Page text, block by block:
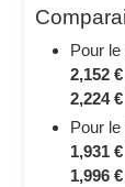
Pour le
2,152
2,224
Pour le
1,931
1,996